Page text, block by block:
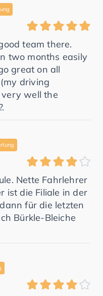
team there.
two months easily
great on all
driving
well the
Nette Fahrlehrer
ist die Filiale in der
für die letzten
Bürkle-Bleiche